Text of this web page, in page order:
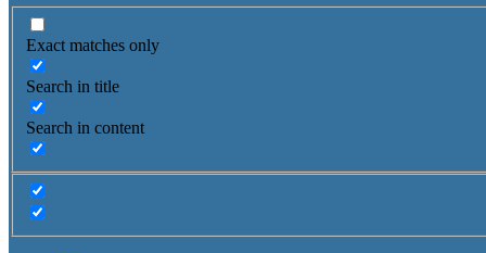
Exact matches only
Search in title
Search in content